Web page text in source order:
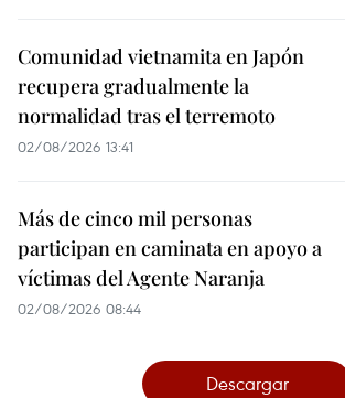
Comunidad vietnamita en Japón
recupera gradualmente la
normalidad tras el terremoto
02/08/2026 13:41
Más de cinco mil personas
participan en caminata en apoyo a
víctimas del Agente Naranja
02/08/2026 08:44
Descargar